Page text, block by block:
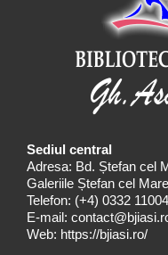
Sediul central
Adresa: Bd. Ștefan cel
Galeriile Ștefan cel
Telefon: (+4) 0332
E-mail:
Web: https://bjiasi.ro/